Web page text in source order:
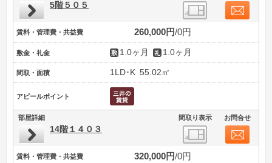
5階５０５
賃料・管理費・共益費 260,000円 0円
敷金・礼金 1.0ヶ月 1.0ヶ月
間取・面積 1LD･K 55.02㎡
アピールポイント
部屋詳細 間取り表示 お問合せ
14階１４０３
賃料・管理費・共益費 320,000円 0円